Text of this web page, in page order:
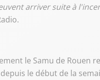
arriver suite à
le Samu de Rouen
le début de la